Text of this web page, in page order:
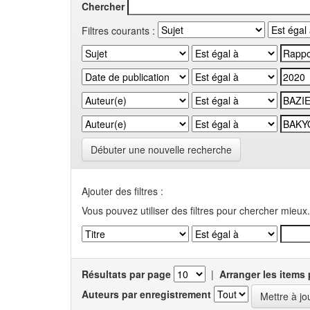
Chercher
Filtres courants :
Débuter une nouvelle recherche
Ajouter des filtres :
Vous pouvez utiliser des filtres pour chercher mieux.
Résultats par page | Arranger les items
Auteurs par enregistrement